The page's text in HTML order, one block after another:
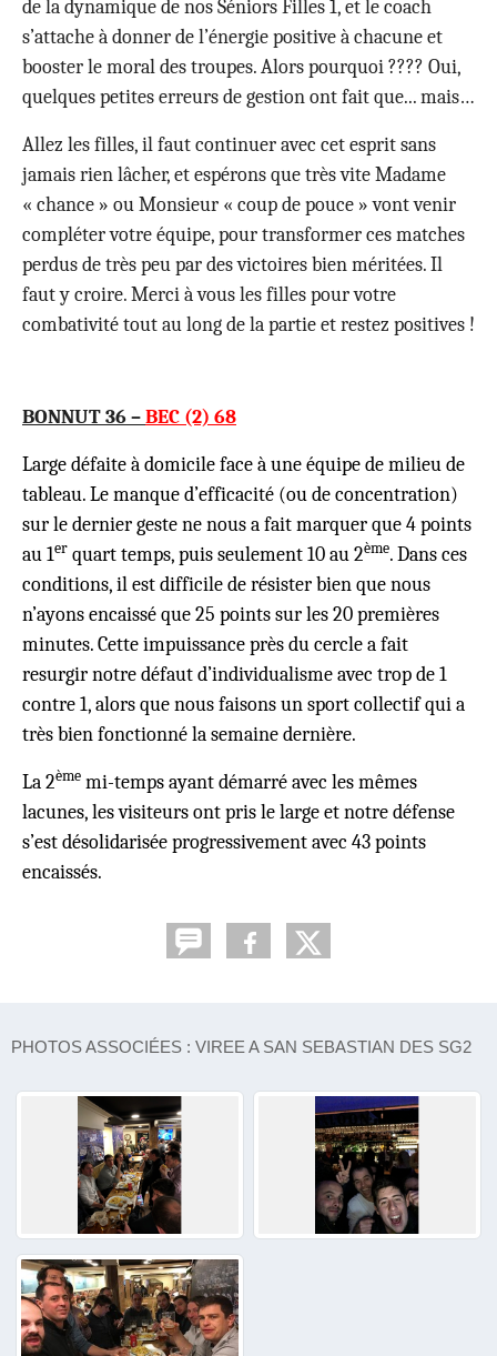
de la dynamique de nos Séniors Filles 1, et le coach
s’attache à donner de l’énergie positive à chacune et
booster le moral des troupes. Alors pourquoi ???? Oui,
quelques petites erreurs de gestion ont fait que... mais…
Allez les filles, il faut continuer avec cet esprit sans
jamais rien lâcher, et espérons que très vite Madame
« chance » ou Monsieur « coup de pouce » vont venir
compléter votre équipe, pour transformer ces matches
perdus de très peu par des victoires bien méritées. Il
faut y croire. Merci à vous les filles pour votre
combativité tout au long de la partie et restez positives !
BONNUT 36 –BEC (2) 68
Large défaite à domicile face à une équipe de milieu de
tableau. Le manque d’efficacité (ou de concentration)
sur le dernier geste ne nous a fait marquer que 4 points
au 1er quart temps, puis seulement 10 au 2ème. Dans ces
conditions, il est difficile de résister bien que nous
n’ayons encaissé que 25 points sur les 20 premières
minutes. Cette impuissance près du cercle a fait
resurgir notre défaut d’individualisme avec trop de 1
contre 1, alors que nous faisons un sport collectif qui a
très bien fonctionné la semaine dernière.
La 2ème mi-temps ayant démarré avec les mêmes
lacunes, les visiteurs ont pris le large et notre défense
s’est désolidarisée progressivement avec 43 points
encaissés.
PHOTOS ASSOCIÉES : VIREE A SAN SEBASTIAN DES SG2